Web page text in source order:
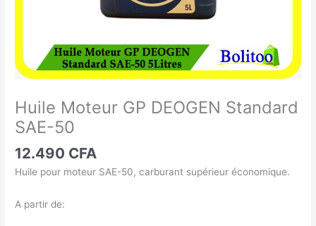
Huile Moteur GP DEOGEN Standard
SAE-50
12.490 CFA
Huile pour moteur SAE-50, carburant supérieur économique.
A partir de: